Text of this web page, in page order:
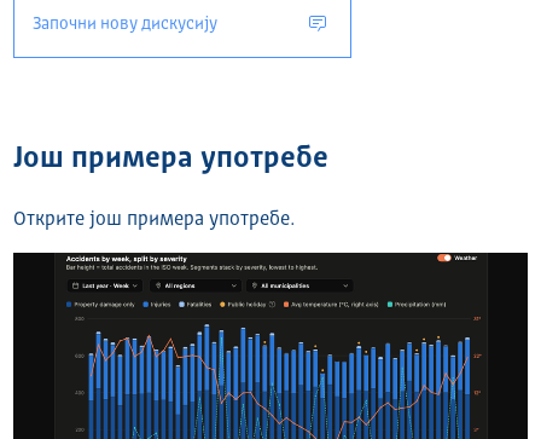
Започни нову дискусију
Још примера употребе
Открите још примера употребе.